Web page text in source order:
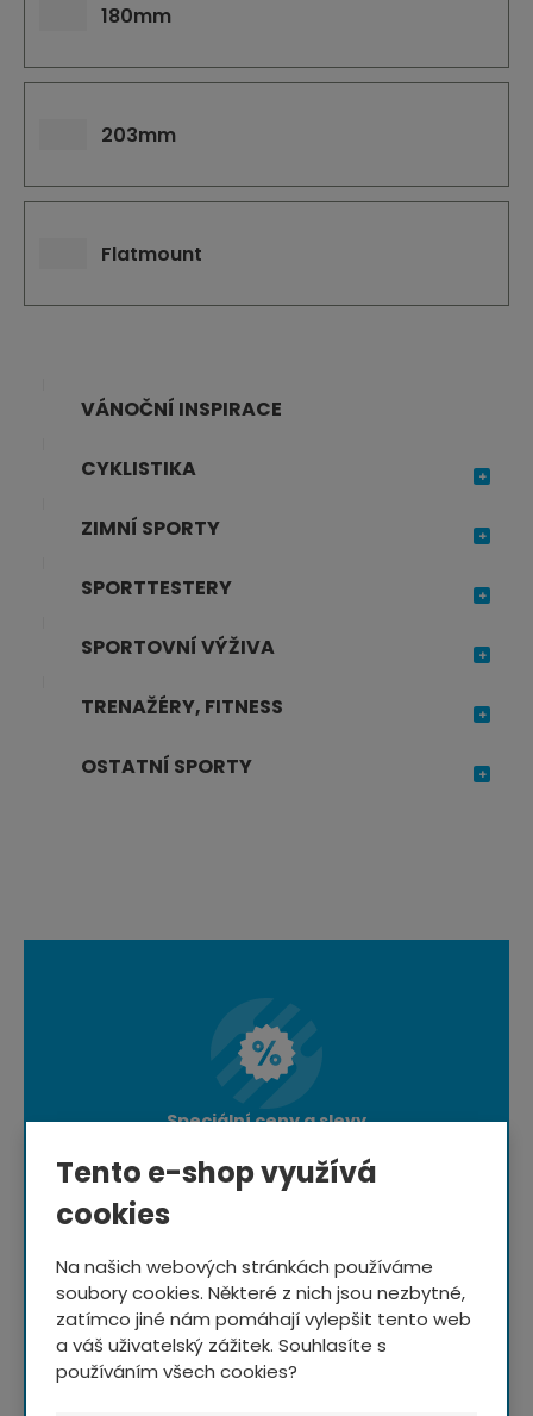
Tento e-shop využívá
cookies
Na našich webových stránkách používáme
soubory cookies. Některé z nich jsou nezbytné,
zatímco jiné nám pomáhají vylepšit tento web
a váš uživatelský zážitek. Souhlasíte s
používáním všech cookies?
180mm
203mm
Flatmount
VÁNOČNÍ INSPIRACE
CYKLISTIKA
ZIMNÍ SPORTY
SPORTTESTERY
SPORTOVNÍ VÝŽIVA
TRENAŽÉRY, FITNESS
OSTATNÍ SPORTY
Speciální ceny a slevy
Rady a typy ze světa
cyklistiky